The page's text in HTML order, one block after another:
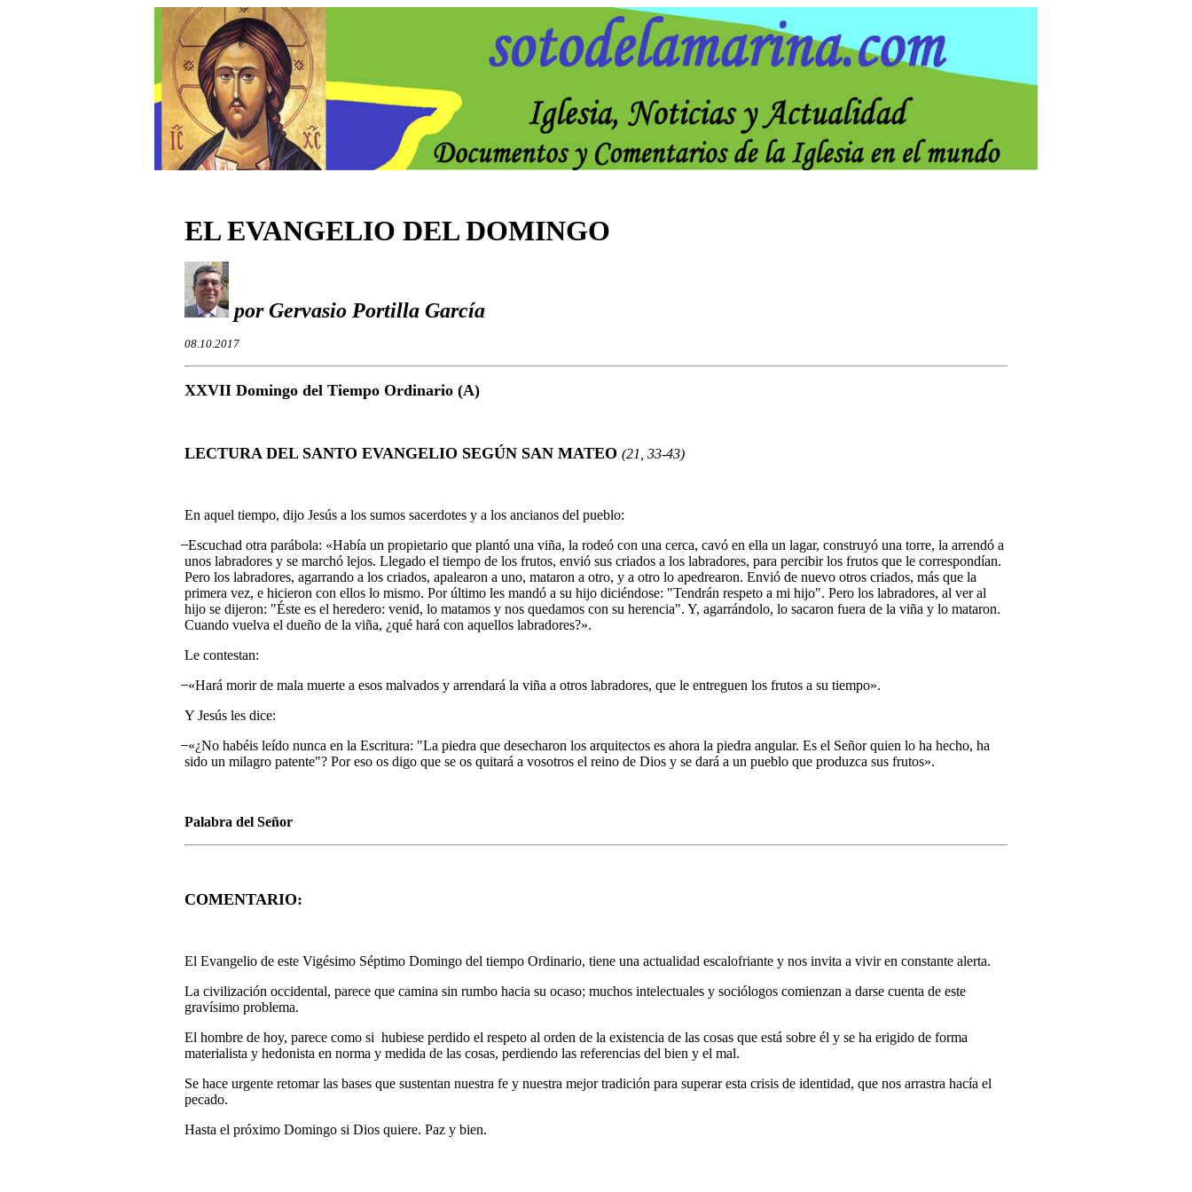
EL EVANGELIO DEL DOMINGO
por Gervasio Portilla García
08.10.2017
XXVII Domingo del Tiempo Ordinario (A)
LECTURA DEL SANTO EVANGELIO SEGÚN SAN MATEO (21, 33-43)
En aquel tiempo, dijo Jesús a los sumos sacerdotes y a los ancianos del pueblo:
̶Escuchad otra parábola: «Había un propietario que plantó una viña, la rodeó con una cerca, cavó en ella un lagar, construyó una torre, la arrendó a
unos labradores y se marchó lejos. Llegado el tiempo de los frutos, envió sus criados a los labradores, para percibir los frutos que le correspondían.
Pero los labradores, agarrando a los criados, apalearon a uno, mataron a otro, y a otro lo apedrearon. Envió de nuevo otros criados, más que la
primera vez, e hicieron con ellos lo mismo. Por último les mandó a su hijo diciéndose: "Tendrán respeto a mi hijo". Pero los labradores, al ver al
hijo se dijeron: "Éste es el heredero: venid, lo matamos y nos quedamos con su herencia". Y, agarrándolo, lo sacaron fuera de la viña y lo mataron.
Cuando vuelva el dueño de la viña, ¿qué hará con aquellos labradores?».
Le contestan:
̶ «Hará morir de mala muerte a esos malvados y arrendará la viña a otros labradores, que le entreguen los frutos a su tiempo».
Y Jesús les dice:
̶ «¿No habéis leído nunca en la Escritura: "La piedra que desecharon los arquitectos es ahora la piedra angular. Es el Señor quien lo ha hecho, ha
sido un milagro patente"? Por eso os digo que se os quitará a vosotros el reino de Dios y se dará a un pueblo que produzca sus frutos».
Palabra del Señor
COMENTARIO:
El Evangelio de este Vigésimo Séptimo Domingo del tiempo Ordinario, tiene una actualidad escalofriante y nos invita a vivir en constante alerta.
La civilización occidental, parece que camina sin rumbo hacia su ocaso; muchos intelectuales y sociólogos comienzan a darse cuenta de este
gravísimo problema.
El hombre de hoy, parece como si hubiese perdido el respeto al orden de la existencia de las cosas que está sobre él y se ha erigido de forma
materialista y hedonista en norma y medida de las cosas, perdiendo las referencias del bien y el mal.
Se hace urgente retomar las bases que sustentan nuestra fe y nuestra mejor tradición para superar esta crisis de identidad, que nos arrastra hacía el
pecado.
Hasta el próximo Domingo si Dios quiere. Paz y bien.